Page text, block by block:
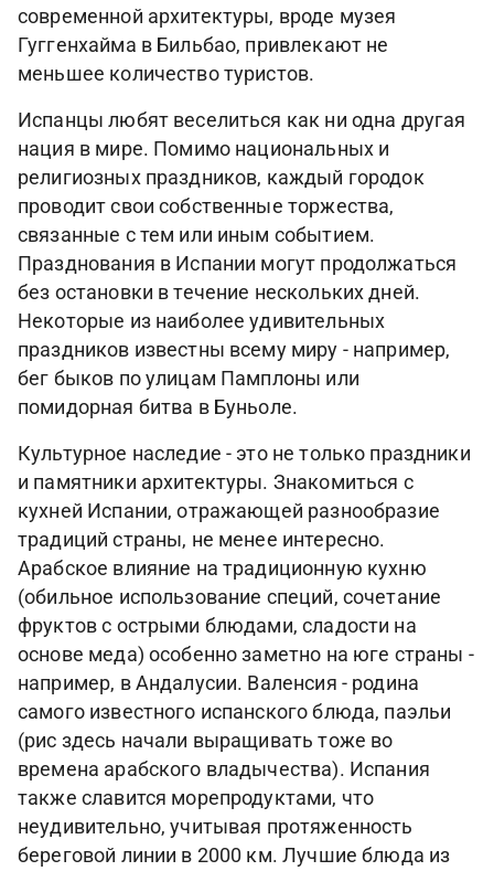
современной архитектуры, вроде музея
Гуггенхайма в Бильбао, привлекают не
меньшее количество туристов.
Испанцы любят веселиться как ни одна другая
нация в мире. Помимо национальных и
религиозных праздников, каждый городок
проводит свои собственные торжества,
связанные с тем или иным событием.
Празднования в Испании могут продолжаться
без остановки в течение нескольких дней.
Некоторые из наиболее удивительных
праздников известны всему миру - например,
бег быков по улицам Памплоны или
помидорная битва в Буньоле.
Культурное наследие - это не только праздники
и памятники архитектуры. Знакомиться с
кухней Испании, отражающей разнообразие
традиций страны, не менее интересно.
Арабское влияние на традиционную кухню
(обильное использование специй, сочетание
фруктов с острыми блюдами, сладости на
основе меда) особенно заметно на юге страны -
например, в Андалусии. Валенсия - родина
самого известного испанского блюда, паэльи
(рис здесь начали выращивать тоже во
времена арабского владычества). Испания
также славится морепродуктами, что
неудивительно, учитывая протяженность
береговой линии в 2000 км. Лучшие блюда из